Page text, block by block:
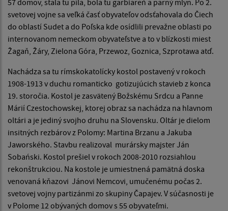
svetovej vojne sa veľká časť obyvateľov odsťahovala do Čiech
do oblastí Sudet a do Poľska kde osídlili prevažne oblasti po
internovanom nemeckom obyvateľstve a to v blízkosti miest
Žagaň, Žáry, Zielona Góra, Przewoz, Goznica, Szprotawa atď.
Nachádza sa tu rímskokatolícky kostol postavený v rokoch
1908-1913 v duchu romanticko gotizujúcich stavieb z konca
19. storočia. Kostol je zasvätený Božskému Srdcu a Panne
Márií Czestochowskej, ktorej obraz sa nachádza na hlavnom
oltári a je jediný svojho druhu na Slovensku. Oltár je dielom
insitných rezbárov z Polomy: Martina Brzanu a Jakuba
Jaworského. Stavbu realizoval murársky majster Ján
Sobański. Kostol prešiel v rokoch 2008-2010 rozsiahlou
rekonštrukciou. Na kostole je umiestnená pamätná doska
venovaná kňazovi Jánovi Nemcovi, umučenému počas 2.
svetovej vojny partizánmi zo skupiny Čapajev. V súčasnosti je
v Polome 12 obývaných domov s 55 obyvateľmi.